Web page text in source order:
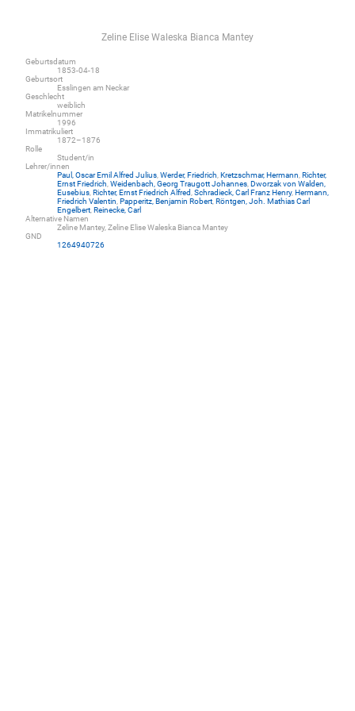
Zeline Elise Waleska Bianca Mantey
Geburtsdatum
1853-04-18
Geburtsort
Esslingen am Neckar
Geschlecht
weiblich
Matrikelnummer
1996
Immatrikuliert
1872–1876
Rolle
Student/in
Lehrer/innen
Paul, Oscar Emil Alfred Julius Werder, Friedrich Kretzschmar, Hermann Richter,
Ernst Friedrich Weidenbach, Georg Traugott Johannes Dworzak von Walden,
Eusebius Richter, Ernst Friedrich Alfred Schradieck, Carl Franz Henry, Hermann,
Friedrich Valentin Papperitz, Benjamin Robert Röntgen, Joh. Mathias Carl
Engelbert Reinecke, Carl
Alternative Namen
Zeline Mantey, Zeline Elise Waleska Bianca Mantey
GND
1264940726